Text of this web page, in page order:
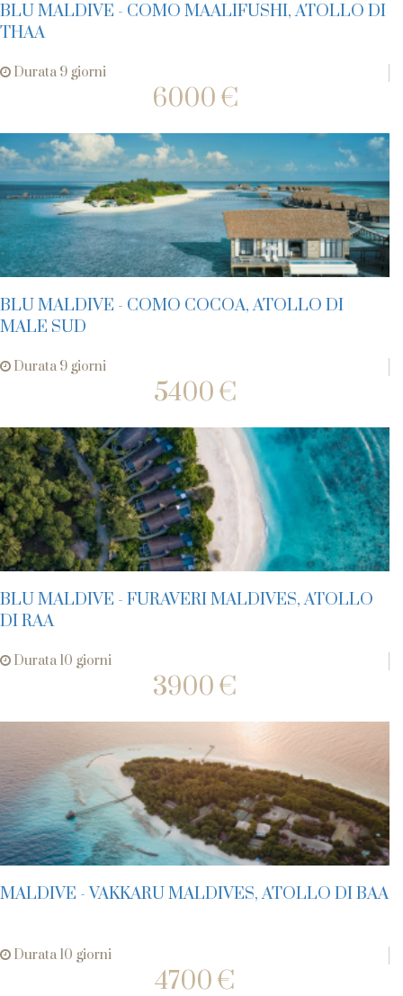
BLU MALDIVE - COMO MAALIFUSHI, ATOLLO DI
THAA
Durata 9 giorni
6000 €
BLU MALDIVE - COMO COCOA, ATOLLO DI
MALE SUD
Durata 9 giorni
5400 €
BLU MALDIVE - FURAVERI MALDIVES, ATOLLO
DI RAA
Durata 10 giorni
3900 €
MALDIVE - VAKKARU MALDIVES, ATOLLO DI BAA
Durata 10 giorni
4700 €